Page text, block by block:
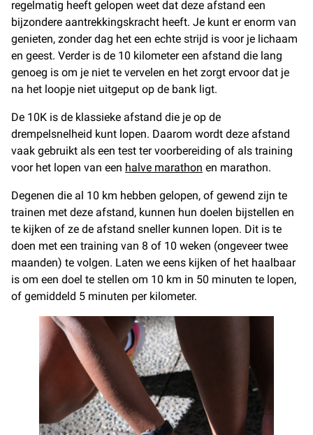
regelmatig heeft gelopen weet dat deze afstand een
bijzondere aantrekkingskracht heeft. Je kunt er enorm van
genieten, zonder dag het een echte strijd is voor je lichaam
en geest. Verder is de 10 kilometer een afstand die lang
genoeg is om je niet te vervelen en het zorgt ervoor dat je
na het loopje niet uitgeput op de bank ligt.
De 10K is de klassieke afstand die je op de
drempelsnelheid kunt lopen. Daarom wordt deze afstand
vaak gebruikt als een test ter voorbereiding of als training
voor het lopen van een halve marathon en marathon.
Degenen die al 10 km hebben gelopen, of gewend zijn te
trainen met deze afstand, kunnen hun doelen bijstellen en
te kijken of ze de afstand sneller kunnen lopen. Dit is te
doen met een training van 8 of 10 weken (ongeveer twee
maanden) te volgen. Laten we eens kijken of het haalbaar
is om een doel te stellen om 10 km in 50 minuten te lopen,
of gemiddeld 5 minuten per kilometer.